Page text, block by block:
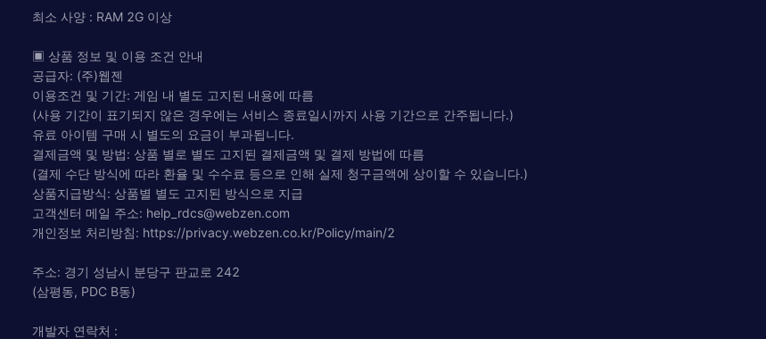
최소 사양 : RAM 2G 이상
▣ 상품 정보 및 이용 조건 안내
공급자: (주)웹젠
이용조건 및 기간: 게임 내 별도 고지된 내용에 따름
(사용 기간이 표기되지 않은 경우에는 서비스 종료일시까지 사용 기간으로 간주됩니다.)
유료 아이템 구매 시 별도의 요금이 부과됩니다.
결제금액 및 방법: 상품 별로 별도 고지된 결제금액 및 결제 방법에 따름
(결제 수단 방식에 따라 환율 및 수수료 등으로 인해 실제 청구금액에 상이할 수 있습니다.)
상품지급방식: 상품별 별도 고지된 방식으로 지급
고객센터 메일 주소: help_rdcs@webzen.com
개인정보 처리방침: https://privacy.webzen.co.kr/Policy/main/2
주소: 경기 성남시 분당구 판교로 242
(삼평동, PDC B동)
개발자 연락처 :